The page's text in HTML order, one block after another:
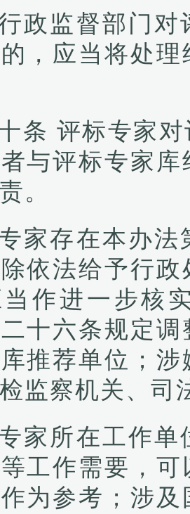
政监督部门
，应当将处
条 评标专家
与评标专家
。
家存在本办
依法给予行
作进一步核
十六条规定
推荐单位；
监察机关、司
家所在工作
工作需要，
为参考；涉